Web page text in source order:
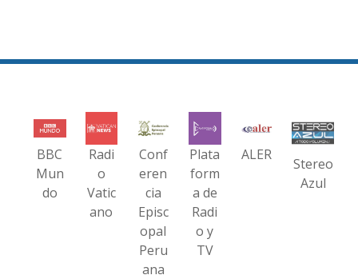
BBC
Mun
do
Radi
o
Vatic
ano
Conf
eren
cia
Episc
opal
Peru
ana
Plata
form
a de
Radi
o y
TV
ALER
Stereo
Azul